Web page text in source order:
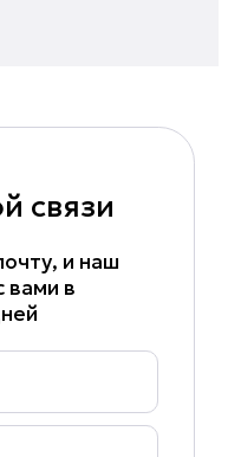
связи
и наш
вами в